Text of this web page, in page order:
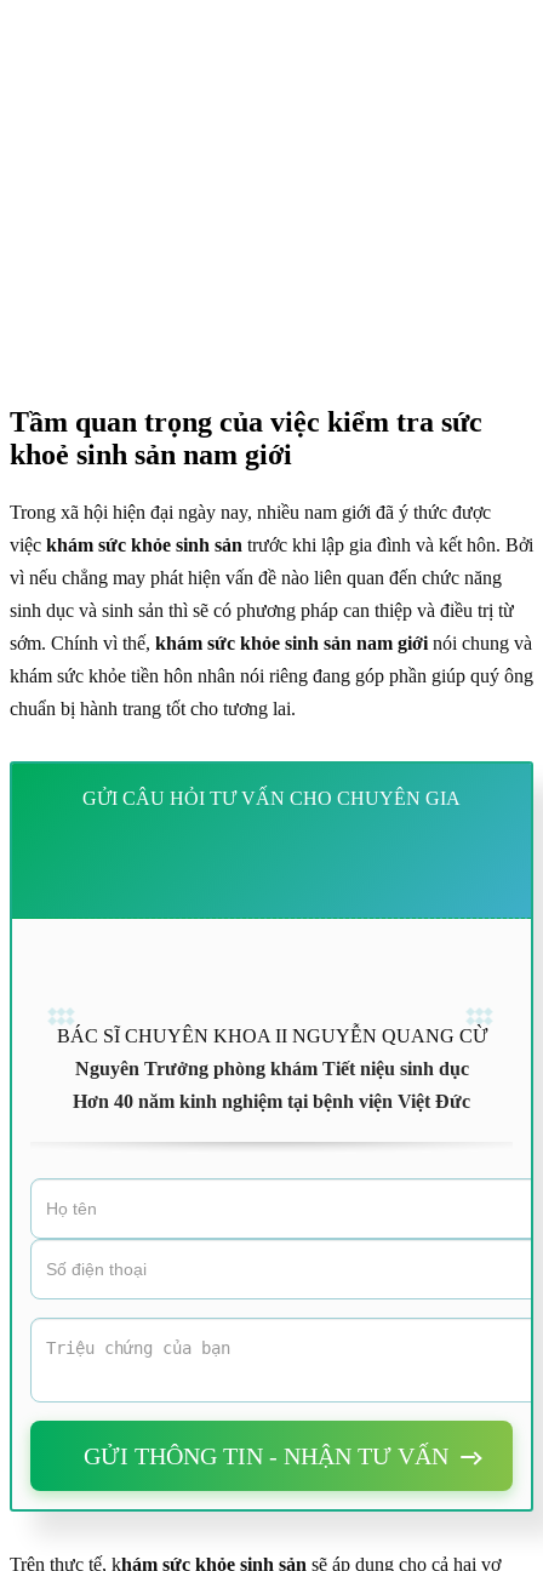
Tầm quan trọng của việc kiểm tra sức
khoẻ sinh sản nam giới
Trong xã hội hiện đại ngày nay, nhiều nam giới đã ý thức được
việc khám sức khỏe sinh sản trước khi lập gia đình và kết hôn. Bởi
vì nếu chẳng may phát hiện vấn đề nào liên quan đến chức năng
sinh dục và sinh sản thì sẽ có phương pháp can thiệp và điều trị từ
sớm. Chính vì thế, khám sức khỏe sinh sản nam giới nói chung và
khám sức khỏe tiền hôn nhân nói riêng đang góp phần giúp quý ông
chuẩn bị hành trang tốt cho tương lai.
GỬI CÂU HỎI TƯ VẤN CHO CHUYÊN GIA
BÁC SĨ CHUYÊN KHOA II NGUYỄN QUANG CỪ
Nguyên Trưởng phòng khám Tiết niệu sinh dục
Hơn 40 năm kinh nghiệm tại bệnh viện Việt Đức
GỬI THÔNG TIN - NHẬN TƯ VẤN
Trên thực tế, khám sức khỏe sinh sản sẽ áp dụng cho cả hai vợ